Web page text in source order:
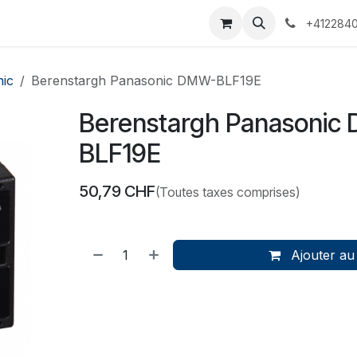
Événements Services
Berenstargh Panasonic DMW-BLF19E
Berenstargh Panasonic
BLF19E
50,79CHF(Toutes taxes comprises)
Ajouter